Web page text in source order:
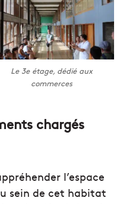
Le 3e étage, dédié aux
commerces
chargés
l’espace
sein de cet habitat